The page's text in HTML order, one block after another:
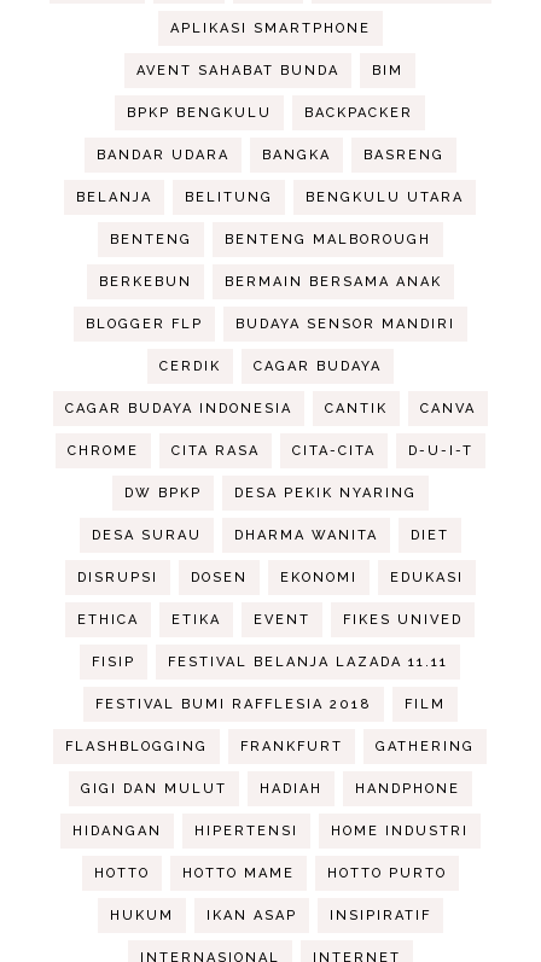
APLIKASI SMARTPHONE
AVENT SAHABAT BUNDA BIM
BPKP BENGKULU BACKPACKER
BANDAR UDARA BANGKA BASRENG
BELANJA BELITUNG BENGKULU UTARA
BENTENG BENTENG MALBOROUGH
BERKEBUN BERMAIN BERSAMA ANAK
BLOGGER FLP BUDAYA SENSOR MANDIRI
CERDIK CAGAR BUDAYA
CAGAR BUDAYA INDONESIA CANTIK CANVA
CHROME CITA RASA CITA-CITA D-U-I-T
DW BPKP DESA PEKIK NYARING
DESA SURAU DHARMA WANITA DIET
DISRUPSI DOSEN EKONOMI EDUKASI
ETHICA ETIKA EVENT FIKES UNIVED
FISIP FESTIVAL BELANJA LAZADA 11.11
FESTIVAL BUMI RAFFLESIA 2018 FILM
FLASHBLOGGING FRANKFURT GATHERING
GIGI DAN MULUT HADIAH HANDPHONE
HIDANGAN HIPERTENSI HOME INDUSTRI
HOTTO HOTTO MAME HOTTO PURTO
HUKUM IKAN ASAP INSIPIRATIF
INTERNASIONAL INTERNET